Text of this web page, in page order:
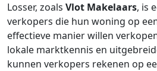
Losser, zoals Vlot Makelaars, is
verkopers die hun woning op
effectieve manier willen
lokale marktkennis en
kunnen verkopers rekenen op